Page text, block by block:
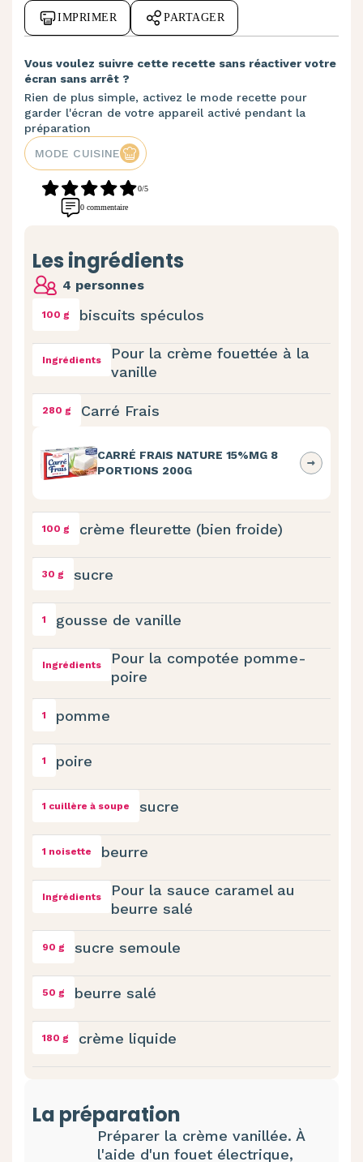
IMPRIMER PARTAGER
Vous voulez suivre cette recette sans réactiver votre
écran sans arrêt ?
Rien de plus simple, activez le mode recette pour
garder l'écran de votre appareil activé pendant la
préparation
MODE CUISINE
0/5
0 commentaire
Les ingrédients
4 personnes
100 g biscuits spéculos
Ingrédients
Pour la crème fouettée à la
vanille
280 g Carré Frais
CARRÉ FRAIS NATURE 15%MG 8
PORTIONS 200G
100 g crème fleurette (bien froide)
30 g sucre
1 gousse de vanille
Ingrédients
Pour la compotée pomme-
poire
1 pomme
1 poire
1 cuillère à soupe sucre
1 noisette beurre
Ingrédients
Pour la sauce caramel au
beurre salé
90 g sucre semoule
50 g beurre salé
180 g crème liquide
La préparation
Préparer la crème vanillée. À
l'aide d'un fouet électrique,